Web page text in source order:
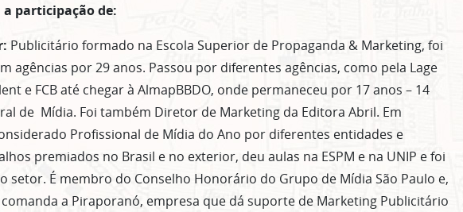
participação de:
Publicitário formado na Escola Superior de Propaganda & Marketing, foi
agências por 29 anos. Passou por diferentes agências, como pela Lage
e FCB até chegar à AlmapBBDO, onde permaneceu por 17 anos – 14
de Mídia. Foi também Diretor de Marketing da Editora Abril. Em
Profissional de Mídia do Ano por diferentes entidades e
premiados no Brasil e no exterior, deu aulas na ESPM e na UNIP e foi
setor. É membro do Conselho Honorário do Grupo de Mídia São Paulo e,
a Piraporanó, empresa que dá suporte de Marketing Publicitário